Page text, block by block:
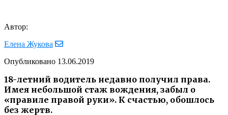
Автор:
Елена Жукова
Опубликовано 13.06.2019
18-летний водитель недавно получил права.
Имея небольшой стаж вождения, забыл о
«правиле правой руки». К счастью, обошлось
без жертв.